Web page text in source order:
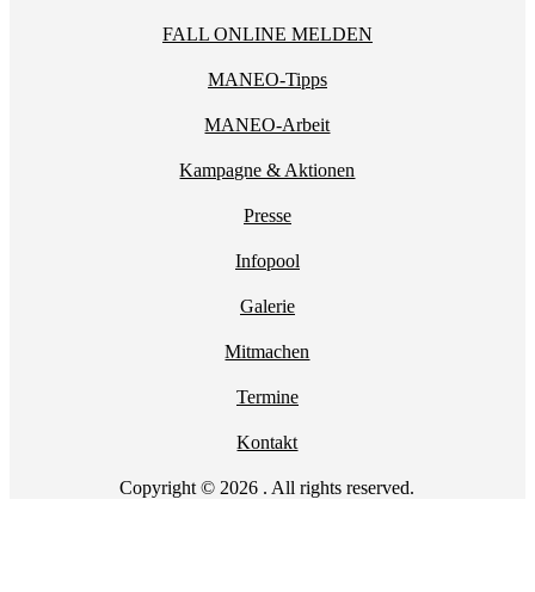
FALL ONLINE MELDEN
MANEO-Tipps
MANEO-Arbeit
Kampagne & Aktionen
Presse
Infopool
Galerie
Mitmachen
Termine
Kontakt
Copyright © 2026 . All rights reserved.